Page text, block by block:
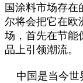
国涂料市场存在
尔将会把它在欧
场，首先在节能
品上引领潮流。
中国是当今世